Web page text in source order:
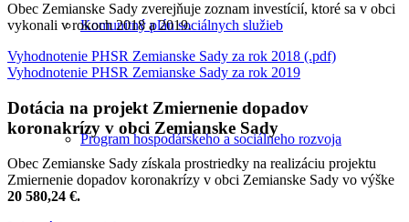
Komunitný plán sociálnych služieb
Program hospodárskeho a sociálneho rozvoja
Obec Zemianske Sady zverejňuje zoznam investícií, ktoré sa v obci
vykonali v rokoch 2018 a 2019.
Vyhodnotenie PHSR Zemianske Sady za rok 2018 (.pdf)
Vyhodnotenie PHSR Zemianske Sady za rok 2019
Dotácia na projekt Zmiernenie dopadov
koronakrízy v obci Zemianske Sady
Obec Zemianske Sady získala prostriedky na realizáciu projektu
Zmiernenie dopadov koronakrízy v obci Zemianske Sady vo výške
20 580,24 €.